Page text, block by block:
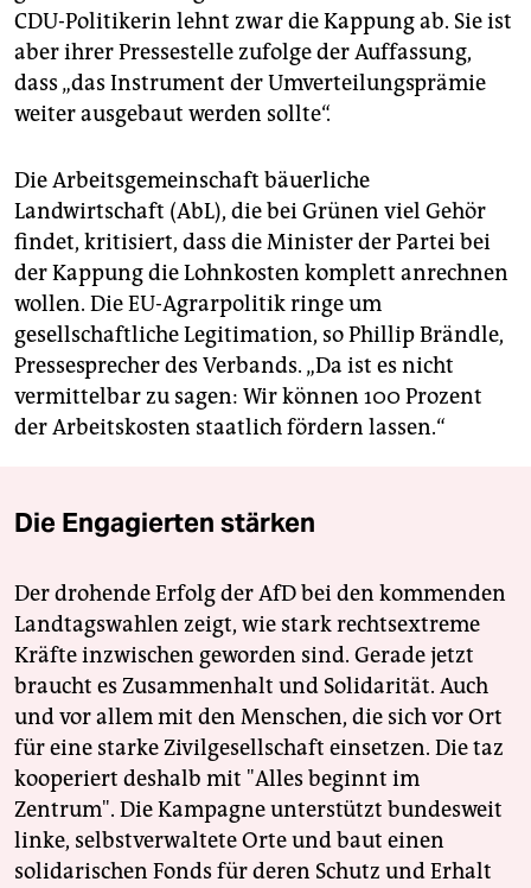
CDU-Politikerin lehnt zwar die Kappung ab. Sie ist
aber ihrer Pressestelle zufolge der Auffassung,
dass „das Instrument der Umverteilungsprämie
weiter ausgebaut werden sollte“.
Die Arbeitsgemeinschaft bäuerliche
Landwirtschaft (AbL), die bei Grünen viel Gehör
findet, kritisiert, dass die Minister der Partei bei
der Kappung die Lohnkosten komplett anrechnen
wollen. Die EU-Agrarpolitik ringe um
gesellschaftliche Legitimation, so Phillip Brändle,
Pressesprecher des Verbands. „Da ist es nicht
vermittelbar zu sagen: Wir können 100 Prozent
der Arbeitskosten staatlich fördern lassen.“
Die Engagierten stärken
Der drohende Erfolg der AfD bei den kommenden
Landtagswahlen zeigt, wie stark rechtsextreme
Kräfte inzwischen geworden sind. Gerade jetzt
braucht es Zusammenhalt und Solidarität. Auch
und vor allem mit den Menschen, die sich vor Ort
für eine starke Zivilgesellschaft einsetzen. Die taz
kooperiert deshalb mit "Alles beginnt im
Zentrum". Die Kampagne unterstützt bundesweit
linke, selbstverwaltete Orte und baut einen
solidarischen Fonds für deren Schutz und Erhalt